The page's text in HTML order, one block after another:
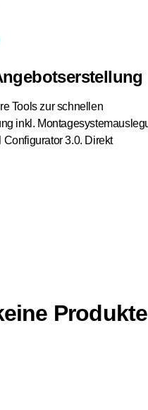
Tools zur schnellen
inkl.
Configurator 3.0. Direkt